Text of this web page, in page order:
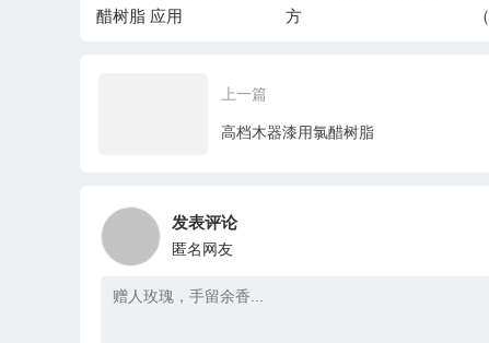
方
（一）
上一篇
高档木器漆用氯醋树脂
发表评论
匿名网友